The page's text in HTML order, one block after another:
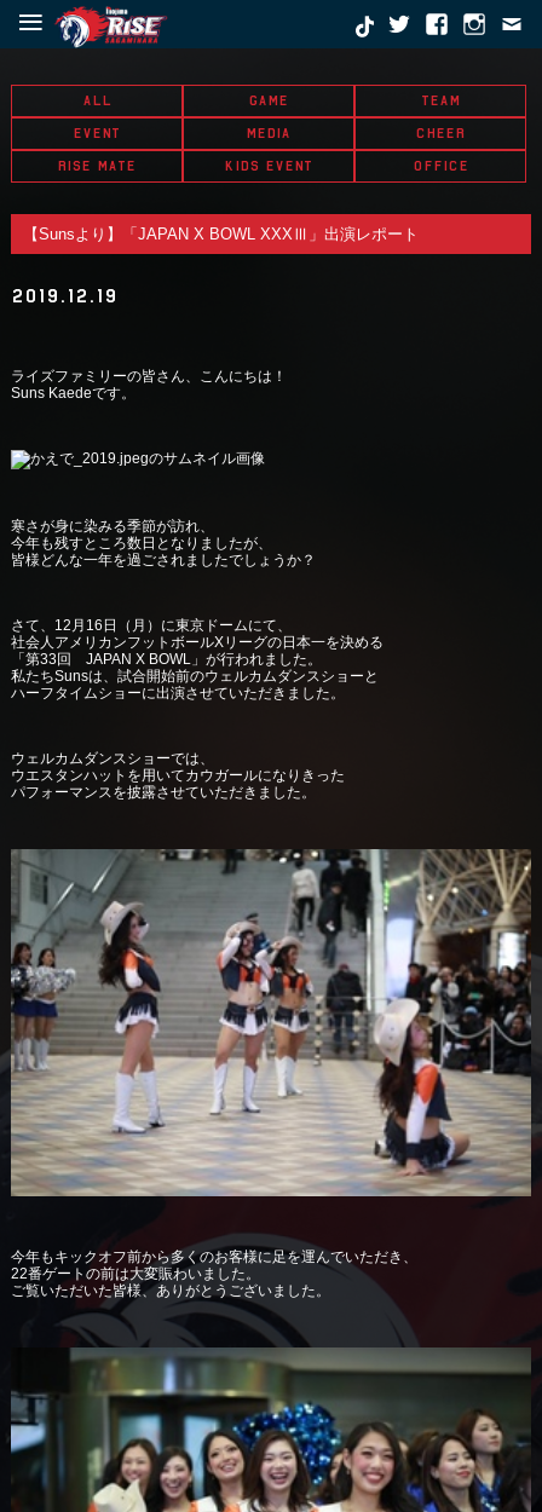
≡
ALL GAME
TEAM
EVENT
MEDIA
CHEER
RISE MATE
KIDS EVENT OFFICE
【Sunsより】「JAPAN X BOWL XXXⅢ」出演レポート
2019.12.19
ライズファミリーの皆さん、こんにちは！
Suns Kaedeです。
寒さが身に染みる季節が訪れ、
今年も残すところ数日となりましたが、
皆様どんな一年を過ごされましたでしょうか？
さて、12月16日（月）に東京ドームにて、
社会人アメリカンフットボールXリーグの日本一を決める
「第33回 JAPAN X BOWL」が行われました。
私たちSunsは、試合開始前のウェルカムダンスショーと
ハーフタイムショーに出演させていただきました。
ウェルカムダンスショーでは、
ウエスタンハットを用いてカウガールになりきった
パフォーマンスを披露させていただきました。
今年もキックオフ前から多くのお客様に足を運んでいただき、
22番ゲートの前は大変賑わいました。
ご覧いただいた皆様、ありがとうございました。